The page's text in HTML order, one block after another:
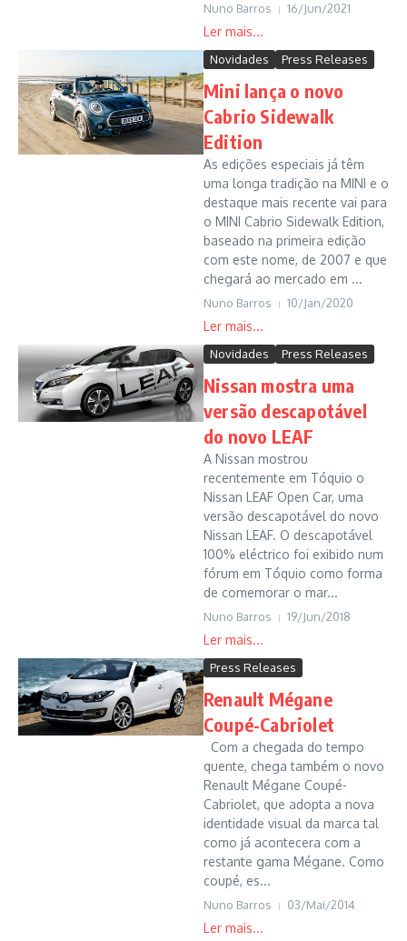
Nuno Barros 16/Jun/2021
Novidades Press Releases
Mini lança o novo
Cabrio Sidewalk
Edition
As edições especiais já têm
uma longa tradição na MINI e o
destaque mais recente vai para
o MINI Cabrio Sidewalk Edition,
baseado na primeira edição
com este nome, de 2007 e que
chegará ao mercado em ...
Nuno Barros 10/Jan/2020
Novidades Press Releases
Nissan mostra uma
versão descapotável
do novo LEAF
A Nissan mostrou
recentemente em Tóquio o
Nissan LEAF Open Car, uma
versão descapotável do novo
Nissan LEAF. O descapotável
100% eléctrico foi exibido num
fórum em Tóquio como forma
de comemorar o mar...
Nuno Barros 19/Jun/2018
Press Releases
Renault Mégane
Coupé-Cabriolet
Com a chegada do tempo
quente, chega também o novo
Renault Mégane Coupé-
Cabriolet, que adopta a nova
identidade visual da marca tal
como já acontecera com a
restante gama Mégane. Como
coupé, es...
Nuno Barros 03/Mai/2014